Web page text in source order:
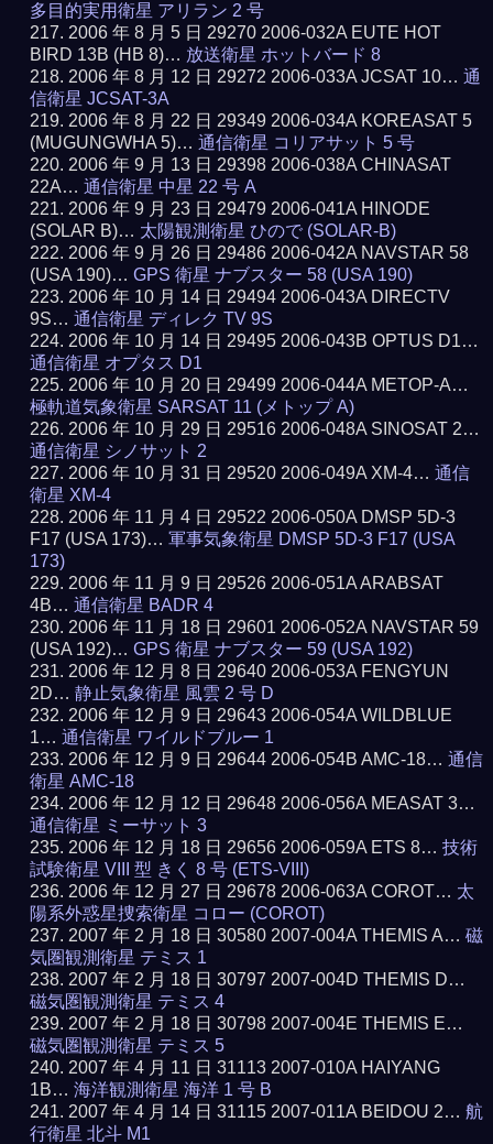
多目的実用衛星 アリラン 2 号
2006 年 8 月 5 日 29270 2006-032A EUTE HOT
BIRD 13B (HB 8)… 放送衛星 ホットバード 8
2006 年 8 月 12 日 29272 2006-033A JCSAT 10…通
信衛星 JCSAT-3A
2006 年 8 月 22 日 29349 2006-034A KOREASAT 5
(MUGUNGWHA 5)…通信衛星 コリアサット 5 号
2006 年 9 月 13 日 29398 2006-038A CHINASAT
22A…通信衛星 中星 22 号 A
2006 年 9 月 23 日 29479 2006-041A HINODE
(SOLAR B)… 太陽観測衛星 ひので (SOLAR-B)
2006 年 9 月 26 日 29486 2006-042A NAVSTAR 58
(USA 190)…GPS 衛星 ナブスター 58 (USA 190)
2006 年 10 月 14 日 29494 2006-043A DIRECTV
9S…通信衛星 ディレク TV 9S
2006 年 10 月 14 日 29495 2006-043B OPTUS D1…
通信衛星 オプタス D1
2006 年 10 月 20 日 29499 2006-044A METOP-A…
極軌道気象衛星 SARSAT 11 (メトップ A)
2006 年 10 月 29 日 29516 2006-048A SINOSAT 2…
通信衛星 シノサット 2
2006 年 10 月 31 日 29520 2006-049A XM-4…通信
衛星 XM-4
2006 年 11 月 4 日 29522 2006-050A DMSP 5D-3
F17 (USA 173)…軍事気象衛星 DMSP 5D-3 F17 (USA
173)
2006 年 11 月 9 日 29526 2006-051A ARABSAT
4B…通信衛星 BADR 4
2006 年 11 月 18 日 29601 2006-052A NAVSTAR 59
(USA 192)…GPS 衛星 ナブスター 59 (USA 192)
2006 年 12 月 8 日 29640 2006-053A FENGYUN
2D…静止気象衛星 風雲 2 号 D
2006 年 12 月 9 日 29643 2006-054A WILDBLUE
1…通信衛星 ワイルドブルー 1
2006 年 12 月 9 日 29644 2006-054B AMC-18…通信
衛星 AMC-18
2006 年 12 月 12 日 29648 2006-056A MEASAT 3…
通信衛星 ミーサット 3
2006 年 12 月 18 日 29656 2006-059A ETS 8…技術
試験衛星 VIII 型 きく 8 号 (ETS-VIII)
2006 年 12 月 27 日 29678 2006-063A COROT… 太
陽系外惑星捜索衛星 コロー (COROT)
2007 年 2 月 18 日 30580 2007-004A THEMIS A…磁
気圏観測衛星 テミス 1
2007 年 2 月 18 日 30797 2007-004D THEMIS D…
磁気圏観測衛星 テミス 4
2007 年 2 月 18 日 30798 2007-004E THEMIS E…
磁気圏観測衛星 テミス 5
2007 年 4 月 11 日 31113 2007-010A HAIYANG
1B…海洋観測衛星 海洋 1 号 B
2007 年 4 月 14 日 31115 2007-011A BEIDOU 2…航
行衛星 北斗 M1